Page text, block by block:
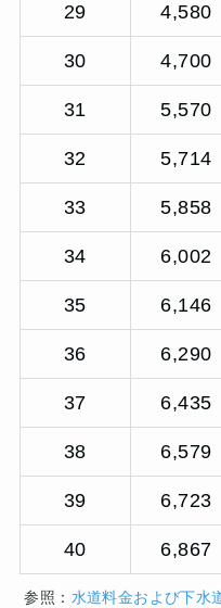
29 4,580
30 4,700
31 5,570
32 5,714
33 5,858
34 6,002
35 6,146
36 6,290
37 6,435
38 6,579
39 6,723
40 6,867
参照： 水道料金および下水